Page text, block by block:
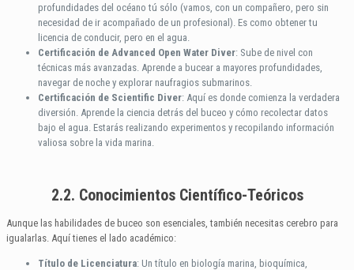
profundidades del océano tú sólo (vamos, con un compañero, pero sin
necesidad de ir acompañado de un profesional). Es como obtener tu
licencia de conducir, pero en el agua.
Certificación de Advanced Open Water Diver: Sube de nivel con
técnicas más avanzadas. Aprende a bucear a mayores profundidades,
navegar de noche y explorar naufragios submarinos.
Certificación de Scientific Diver: Aquí es donde comienza la verdadera
diversión. Aprende la ciencia detrás del buceo y cómo recolectar datos
bajo el agua. Estarás realizando experimentos y recopilando información
valiosa sobre la vida marina.
2.2. Conocimientos Científico-Teóricos
Aunque las habilidades de buceo son esenciales, también necesitas cerebro para
igualarlas. Aquí tienes el lado académico:
Título de Licenciatura: Un título en biología marina, bioquímica,